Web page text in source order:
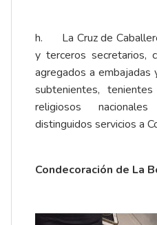
h. La Cruz de
y terceros secretarios,
agregados a embajadas
subtenientes,
religiosos
distinguidos servicios a
Condecoración de La